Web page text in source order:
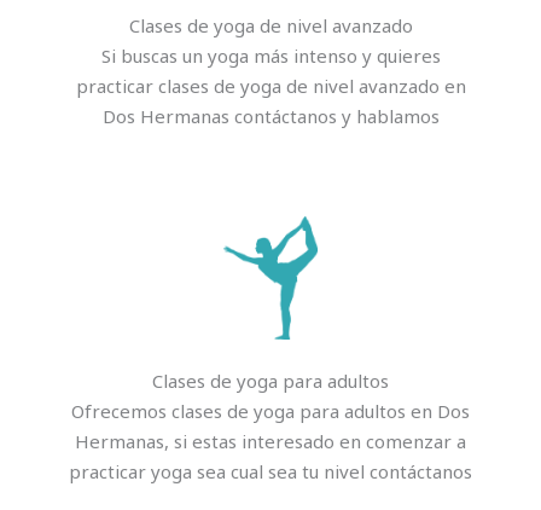
Clases de yoga de nivel avanzado
Si buscas un yoga más intenso y quieres
practicar clases de yoga de nivel avanzado en
Dos Hermanas contáctanos y hablamos
Clases de yoga para adultos
Ofrecemos clases de yoga para adultos en Dos
Hermanas, si estas interesado en comenzar a
practicar yoga sea cual sea tu nivel contáctanos